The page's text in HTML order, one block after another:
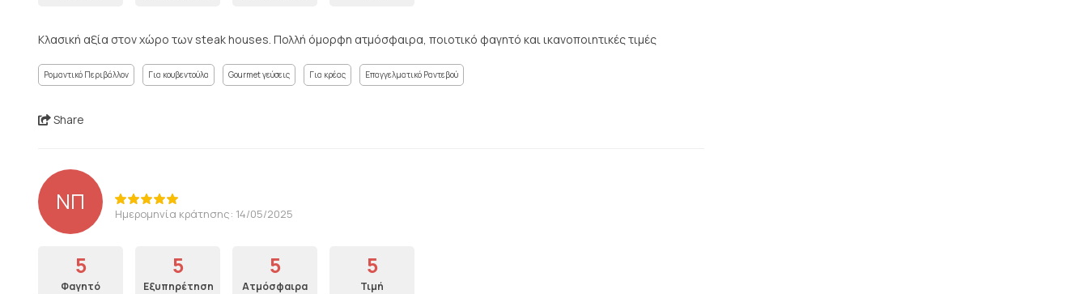
Κλασική αξία στον χώρο των steak houses. Πολλή όμορφη ατμόσφαιρα, ποιοτικό φαγητό και ικανοποιητικές τιμές
Ρομαντικό Περιβάλλον Για κουβεντούλα Gourmet γεύσεις Για κρέας Επαγγελματικό Ραντεβού
Share
ΝΠ Ημερομηνία κράτησης: 14/05/2025
5
Φαγητό
5
Εξυπηρέτηση
5
Ατμόσφαιρα
5
Τιμή